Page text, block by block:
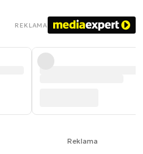
REKLAMA
Reklama